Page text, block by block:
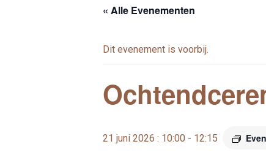
« Alle Evenementen
Dit evenement is voorbij.
21 juni 2026 : 10:00 - 12:15